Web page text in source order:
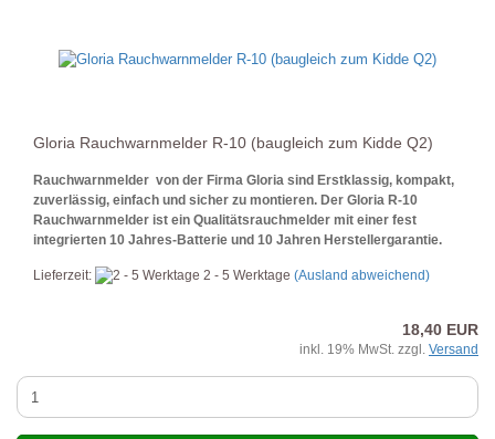
Gloria Rauchwarnmelder R-10 (baugleich zum Kidde Q2)
Rauchwarnmelder von der Firma Gloria sind Erstklassig, kompakt,
zuverlässig, einfach und sicher zu montieren. Der Gloria R-10
Rauchwarnmelder ist ein Qualitätsrauchmelder mit einer fest
integrierten 10 Jahres-Batterie und 10 Jahren Herstellergarantie.
Lieferzeit: 2 - 5 Werktage (Ausland abweichend)
18,40 EUR
inkl. 19% MwSt. zzgl. Versand